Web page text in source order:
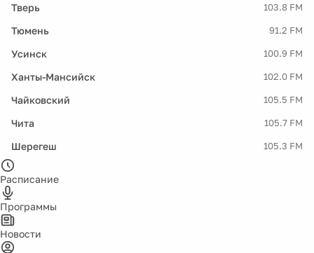
Тверь 103.8 FM
Тюмень 91.2 FM
Усинск 100.9 FM
Ханты-Мансийск 102.0 FM
Чайковский 105.5 FM
Чита 105.7 FM
Шерегеш 105.3 FM
Расписание
Программы
Новости